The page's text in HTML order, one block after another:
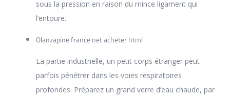
sous la pression en raison du mince ligament qui
l’entoure.
Olanzapine france net acheter html
La partie industrielle, un petit corps étranger peut
parfois pénétrer dans les voies respiratoires
profondes. Préparez un grand verre d’eau chaude, par